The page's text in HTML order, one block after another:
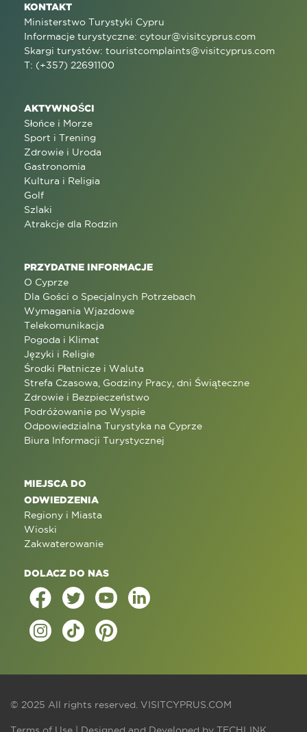
KONTAKT
Ministerstwo Turystyki Cypru
Informacje turystyczne: cytour@visitcyprus.com
Skargi turystów: touristcomplaints@visitcyprus.com
T: (+357) 22691100
AKTYWNOŚCI
Słońce i Morze
Sport i Trening
Zdrowie i Uroda
Gastronomia
Kultura i Religia
Golf
Szlaki
Atrakcje dla Rodzin
PRZYDATNE INFORMACJE
O Cyprze
Dla Gości o Specjalnych Potrzebach
Wymagania Wjazdowe
Telekomunikacja
Pogoda i Klimat
Języki i Religie
Środki Płatnicze i Waluta
Strefa Czasowa, Godziny Pracy, dni Świąteczne
Zdrowie i Bezpieczeństwo
Podróżowanie po Wyspie
Odpowiedzialna Turystyka na Cyprze
Biura Informacji Turystycznej
MIEJSCA DO
ODWIEDZENIA
Regiony i Miasta
Wioski
Zakwaterowanie
DOLACZ DO NAS
© 2025 All rights reserved. VISITCYPRUS.COM